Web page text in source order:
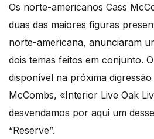
Os norte-americanos Cass
duas das maiores figuras
norte-americana, anunciaram
dois temas feitos em conjunto.
disponível na próxima
McCombs, «Interior Live Oak
desvendamos por aqui um
“Reserve”.